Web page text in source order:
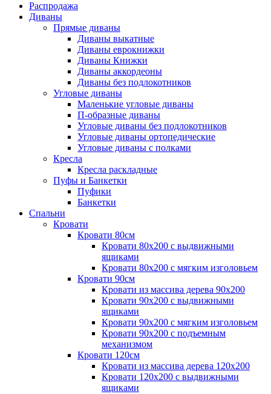
Распродажа
Диваны
Прямые диваны
Диваны выкатные
Диваны еврокнижки
Диваны Книжки
Диваны аккордеоны
Диваны без подлокотников
Угловые диваны
Маленькие угловые диваны
П-образные диваны
Угловые диваны без подлокотников
Угловые диваны ортопедические
Угловые диваны с полками
Кресла
Кресла раскладные
Пуфы и Банкетки
Пуфики
Банкетки
Спальни
Кровати
Кровати 80см
Кровати 80х200 с выдвижными
ящиками
Кровати 80х200 с мягким изголовьем
Кровати 90см
Кровати из массива дерева 90х200
Кровати 90х200 с выдвижными
ящиками
Кровати 90х200 с мягким изголовьем
Кровати 90х200 с подъемным
механизмом
Кровати 120см
Кровати из массива дерева 120х200
Кровати 120х200 с выдвижными
ящиками